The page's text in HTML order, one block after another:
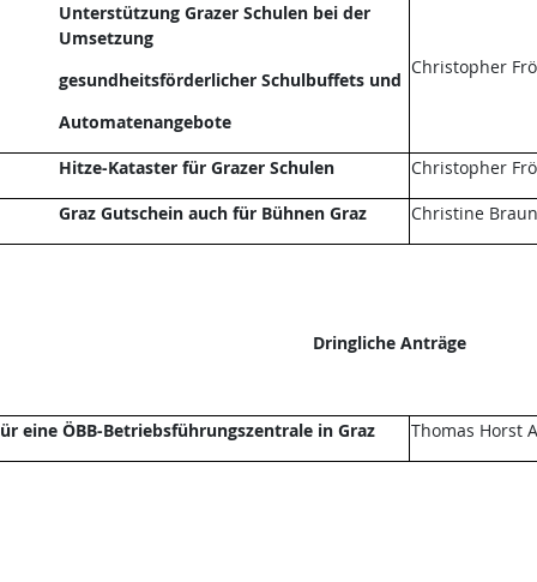
Unterstützung Grazer Schulen bei der
Umsetzung
gesundheitsförderlicher Schulbuffets und
Automatenangebote
Christopher
Hitze-Kataster für Grazer Schulen
Christopher
Graz Gutschein auch für Bühnen Graz
Christine
Dringliche Anträge
eine ÖBB-Betriebsführungszentrale in Graz Thomas Horst